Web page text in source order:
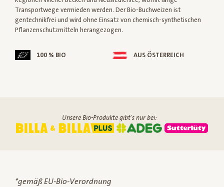
Transportwege vermieden werden. Der Bio-Buchweizen ist
gentechnikfrei und wird ohne Einsatz von chemisch-synthetischen
Pflanzenschutzmitteln herangezogen.
100 % BIO AUS ÖSTERREICH
Unsere Bio-Produkte gibt's nur bei:
*gemäß EU-Bio-Verordnung